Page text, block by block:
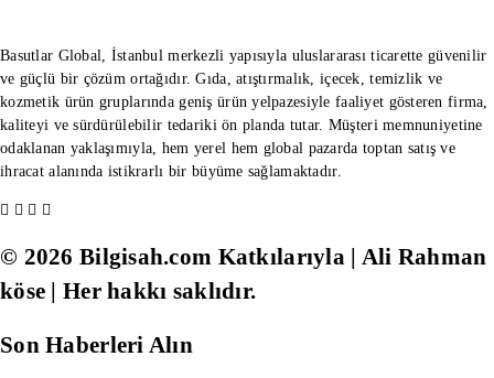
Basutlar Global, İstanbul merkezli yapısıyla uluslararası ticarette güvenilir
ve güçlü bir çözüm ortağıdır. Gıda, atıştırmalık, içecek, temizlik ve
kozmetik ürün gruplarında geniş ürün yelpazesiyle faaliyet gösteren firma,
kaliteyi ve sürdürülebilir tedariki ön planda tutar. Müşteri memnuniyetine
odaklanan yaklaşımıyla, hem yerel hem global pazarda toptan satış ve
ihracat alanında istikrarlı bir büyüme sağlamaktadır.
© 2026 Bilgisah.com Katkılarıyla | Ali Rahman
köse | Her hakkı saklıdır.
Son Haberleri Alın